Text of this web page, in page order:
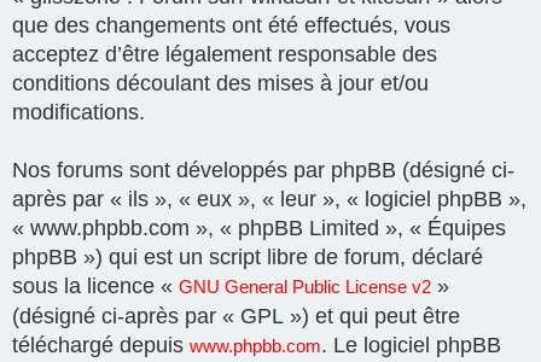
que des changements ont été effectués, vous
acceptez d’être légalement responsable des
conditions découlant des mises à jour et/ou
modifications.
Nos forums sont développés par phpBB (désigné ci-
après par « ils », « eux », « leur », « logiciel phpBB »,
« www.phpbb.com », « phpBB Limited », « Équipes
phpBB ») qui est un script libre de forum, déclaré
sous la licence « GNU General Public License v2 »
(désigné ci-après par « GPL ») et qui peut être
téléchargé depuis www.phpbb.com. Le logiciel phpBB